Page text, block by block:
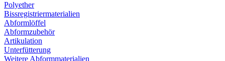
Polyether
Bissregistriermaterialien
Abformlöffel
Abformzubehör
Artikulation
Unterfütterung
Weitere Abformmaterialien